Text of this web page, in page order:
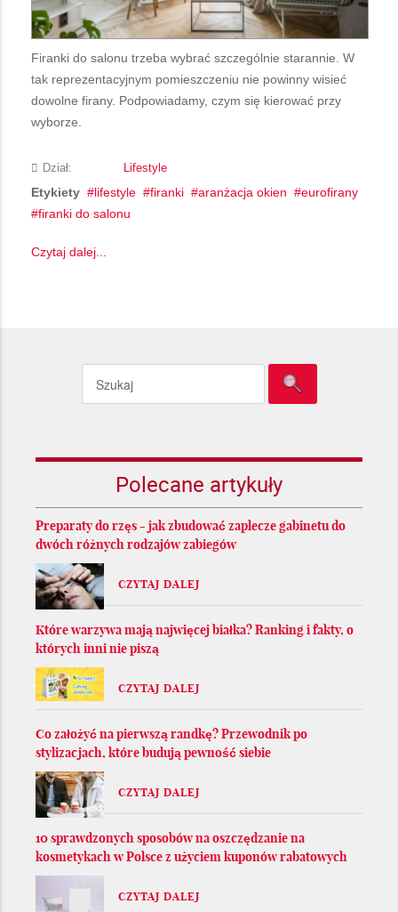
Firanki do salonu trzeba wybrać szczególnie starannie. W
tak reprezentacyjnym pomieszczeniu nie powinny wisieć
dowolne firany. Podpowiadamy, czym się kierować przy
wyborze.
Dział: Lifestyle
Etykiety lifestyle firanki aranżacja okien
eurofirany
firanki do salonu
Czytaj dalej...
Polecane artykuły
Preparaty do rzęs - jak zbudować zaplecze gabinetu do
dwóch różnych rodzajów zabiegów
CZYTAJ DALEJ
Które warzywa mają najwięcej białka? Ranking i fakty, o
których inni nie piszą
CZYTAJ DALEJ
Co założyć na pierwszą randkę? Przewodnik po
stylizacjach, które budują pewność siebie
CZYTAJ DALEJ
10 sprawdzonych sposobów na oszczędzanie na
kosmetykach w Polsce z użyciem kuponów rabatowych
CZYTAJ DALEJ